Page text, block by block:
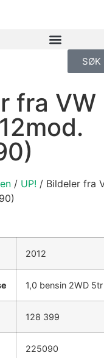
SØK
fra VW
/ UP! / Bildeler fra
2012
1,0 bensin 2WD
128 399
225090